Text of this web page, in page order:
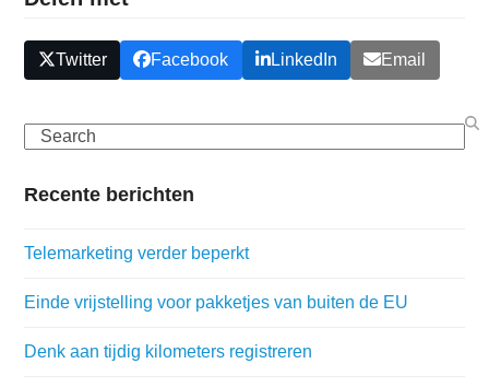
Twitter Facebook LinkedIn Email
Search
Recente berichten
Telemarketing verder beperkt
Einde vrijstelling voor pakketjes van buiten de EU
Denk aan tijdig kilometers registreren